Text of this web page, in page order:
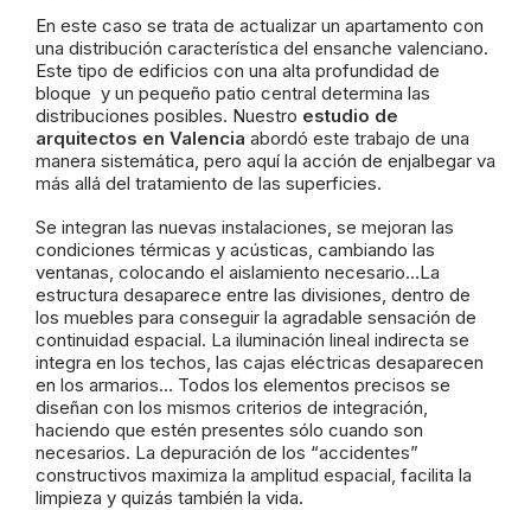
En este caso se trata de actualizar un apartamento con
una distribución característica del ensanche valenciano.
Este tipo de edificios con una alta profundidad de
bloque y un pequeño patio central determina las
distribuciones posibles. Nuestro estudio de
arquitectos en Valencia abordó este trabajo de una
manera sistemática, pero aquí la acción de enjalbegar va
más allá del tratamiento de las superficies.
Se integran las nuevas instalaciones, se mejoran las
condiciones térmicas y acústicas, cambiando las
ventanas, colocando el aislamiento necesario…La
estructura desaparece entre las divisiones, dentro de
los muebles para conseguir la agradable sensación de
continuidad espacial. La iluminación lineal indirecta se
integra en los techos, las cajas eléctricas desaparecen
en los armarios… Todos los elementos precisos se
diseñan con los mismos criterios de integración,
haciendo que estén presentes sólo cuando son
necesarios. La depuración de los “accidentes”
constructivos maximiza la amplitud espacial, facilita la
limpieza y quizás también la vida.